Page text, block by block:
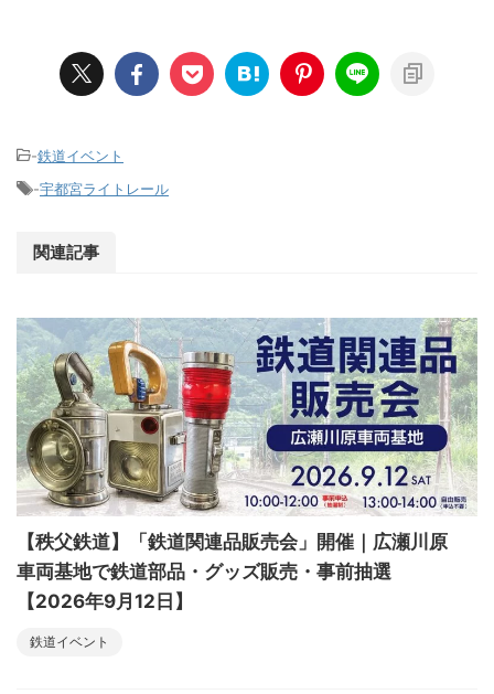
-鉄道イベント
-宇都宮ライトレール
関連記事
【秩父鉄道】「鉄道関連品販売会」開催｜広瀬川原
車両基地で鉄道部品・グッズ販売・事前抽選
【2026年9月12日】
鉄道イベント